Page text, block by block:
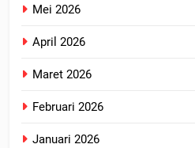
Mei 2026
April 2026
Maret 2026
Februari 2026
Januari 2026